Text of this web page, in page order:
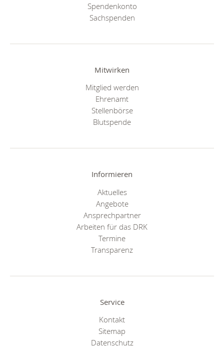
Spendenkonto
Sachspenden
Mitwirken
Mitglied werden
Ehrenamt
Stellenbörse
Blutspende
Informieren
Aktuelles
Angebote
Ansprechpartner
Arbeiten für das DRK
Termine
Transparenz
Service
Kontakt
Sitemap
Datenschutz